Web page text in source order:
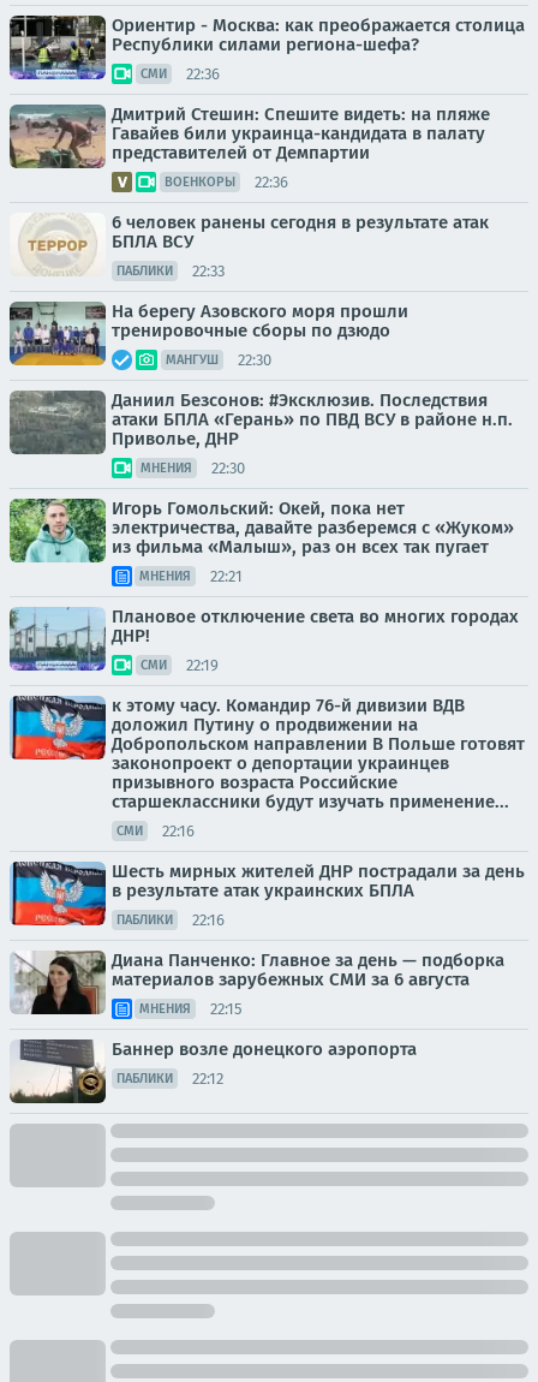
Ориентир - Москва: как преображается столица
Республики силами региона-шефа?
СМИ 22:36
Дмитрий Стешин: Спешите видеть: на пляже
Гавайев били украинца-кандидата в палату
представителей от Демпартии
ВОЕНКОРЫ 22:36
6 человек ранены сегодня в результате атак
БПЛА ВСУ
ПАБЛИКИ 22:33
На берегу Азовского моря прошли
тренировочные сборы по дзюдо
МАНГУШ 22:30
Даниил Безсонов: #Эксклюзив. Последствия
атаки БПЛА «Герань» по ПВД ВСУ в районе н.п.
Приволье, ДНР
МНЕНИЯ 22:30
Игорь Гомольский: Окей, пока нет
электричества, давайте разберемся с «Жуком»
из фильма «Малыш», раз он всех так пугает
МНЕНИЯ 22:21
Плановое отключение света во многих городах
ДНР!
СМИ 22:19
к этому часу. Командир 76-й дивизии ВДВ
доложил Путину о продвижении на
Добропольском направлении В Польше готовят
законопроект о депортации украинцев
призывного возраста Российские
старшеклассники будут изучать применение...
СМИ 22:16
Шесть мирных жителей ДНР пострадали за день
в результате атак украинских БПЛА
ПАБЛИКИ 22:16
Диана Панченко: Главное за день — подборка
материалов зарубежных СМИ за 6 августа
МНЕНИЯ 22:15
Баннер возле донецкого аэропорта
ПАБЛИКИ 22:12